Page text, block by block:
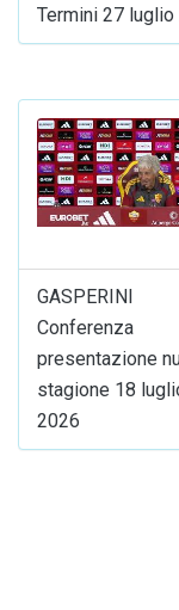
Termini 27 luglio
GASPERINI
Conferenza
presentazione
stagione 18
2026